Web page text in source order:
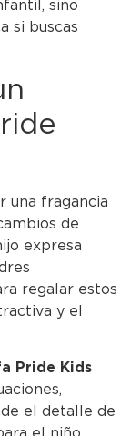
sino
si buscas
una fragancia
de
expresa
regalar estos
y el
Pride Kids
el detalle de